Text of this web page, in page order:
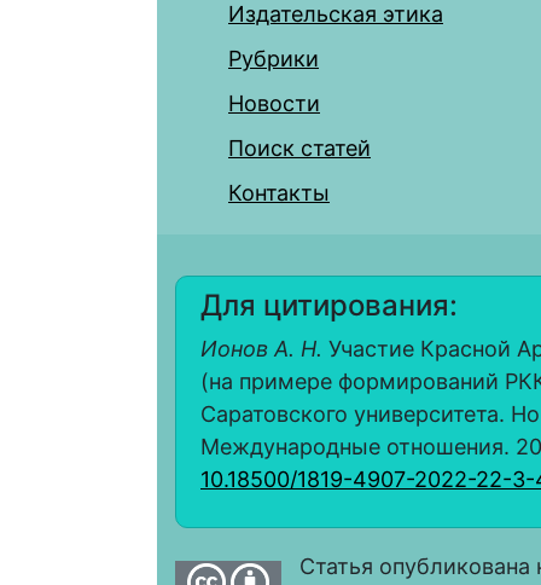
Издательская этика
Рубрики
Новости
Поиск статей
Контакты
Для цитирования:
Ионов А. Н. Участие Красной
(на примере формирований
Саратовского университета.
Международные отношения.
10.18500/1819-4907-2022-22-
Статья